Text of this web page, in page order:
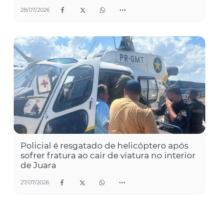
28/07/2026
Policial é resgatado de helicóptero após
sofrer fratura ao cair de viatura no interior
de Juara
27/07/2026